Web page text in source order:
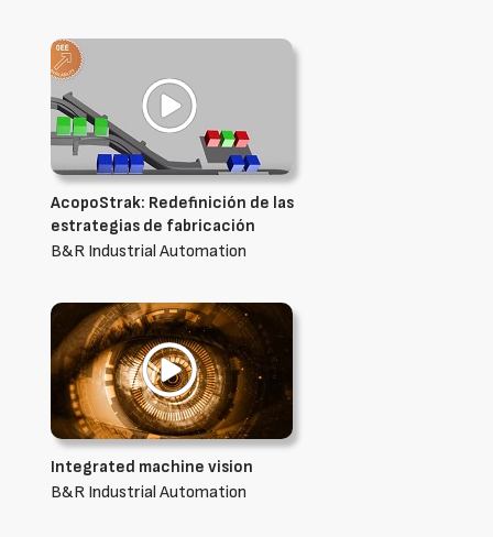
AcopoStrak: Redefinición de las
estrategias de fabricación
B&R Industrial Automation
Integrated machine vision
B&R Industrial Automation